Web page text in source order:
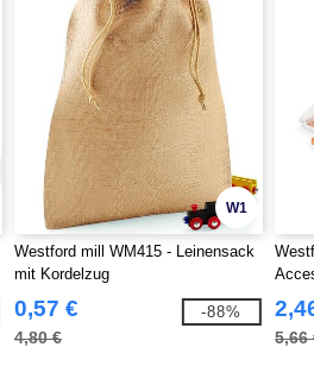
W1
Westford mill WM415 - Leinensack
mit Kordelzug
0,57 €
4,80 €
-88%
5,66